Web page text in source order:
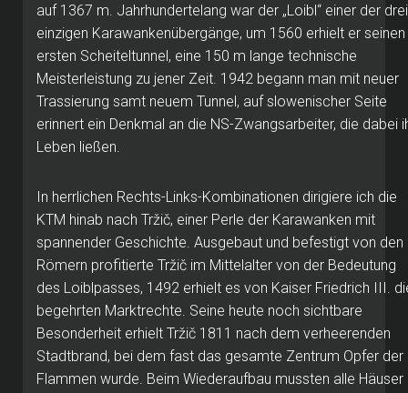
auf 1367 m. Jahrhundertelang war der „Loibl“ einer der drei
einzigen Karawankenübergänge, um 1560 erhielt er seinen
ersten Scheiteltunnel, eine 150 m lange technische
Meisterleistung zu jener Zeit. 1942 begann man mit neuer
Trassierung samt neuem Tunnel, auf slowenischer Seite
erinnert ein Denkmal an die NS-Zwangsarbeiter, die dabei
Leben ließen.
In herrlichen Rechts-Links-Kombinationen dirigiere ich die
KTM hinab nach Tržič, einer Perle der Karawanken mit
spannender Geschichte. Ausgebaut und befestigt von den
Römern profitierte Tržič im Mittelalter von der Bedeutung
des Loiblpasses, 1492 erhielt es von Kaiser Friedrich III.
begehrten Marktrechte. Seine heute noch sichtbare
Besonderheit erhielt Tržič 1811 nach dem verheerenden
Stadtbrand, bei dem fast das gesamte Zentrum Opfer der
Flammen wurde. Beim Wiederaufbau mussten alle Häuser